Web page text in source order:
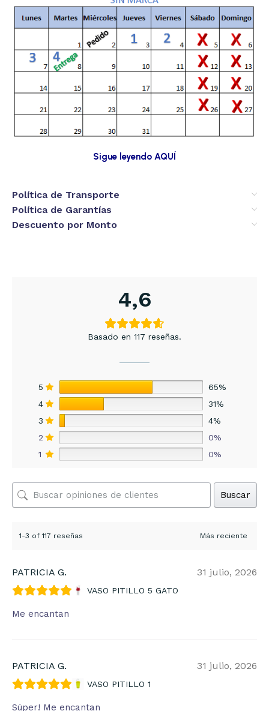
Sigue leyendo AQUÍ
Política de Transporte
Política de Garantías
Descuento por Monto
4,6
Basado en 117 reseñas.
5
65%
4
31%
3
4%
2
0%
1
0%
Buscar
1-3 of 117 reseñas
PATRICIA G. 31 julio, 2026
VASO PITILLO 5 GATO
Me encantan
PATRICIA G. 31 julio, 2026
VASO PITILLO 1
Súper! Me encantan